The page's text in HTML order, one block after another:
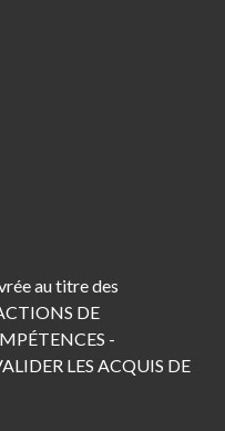
au titre des
DE
-
LES ACQUIS DE